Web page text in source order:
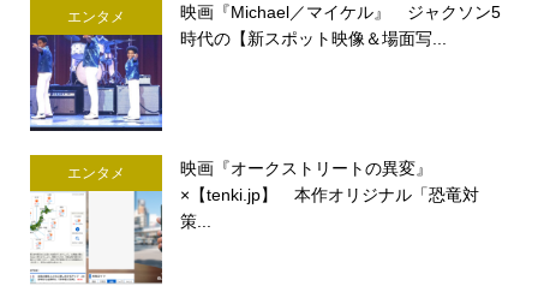
エンタメ
映画『Michael／マイケル』 ジャクソン5
時代の【新スポット映像＆場面写...
エンタメ
映画『オークストリートの異変』
×【tenki.jp】 本作オリジナル「恐竜対
策...